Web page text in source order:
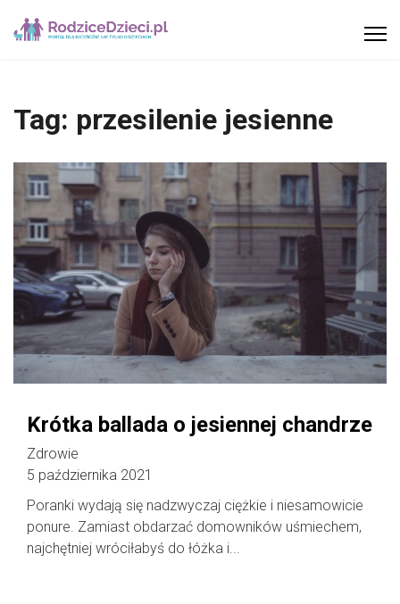
Tag: przesilenie jesienne
Krótka ballada o jesiennej chandrze
Zdrowie
5 października 2021
Poranki wydają się nadzwyczaj ciężkie i niesamowicie
ponure. Zamiast obdarzać domowników uśmiechem,
najchętniej wróciłabyś do łóżka i...